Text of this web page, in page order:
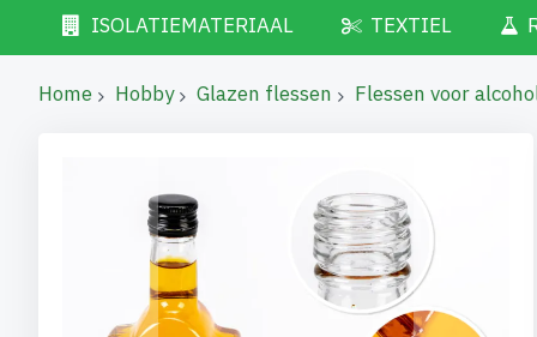
ISOLATIEMATERIAAL TEXTIEL
Home Hobby Glazen flessen Flessen voor